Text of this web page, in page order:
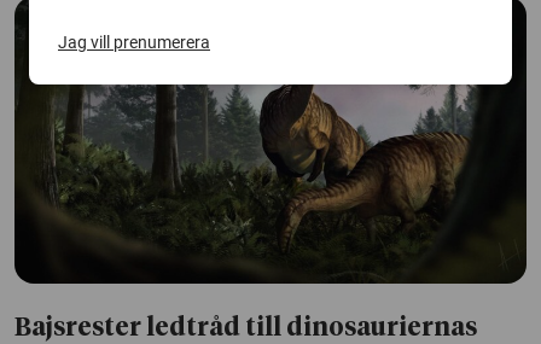
Bajsrester ledtråd till dinosauriernas
Jag vill prenumerera